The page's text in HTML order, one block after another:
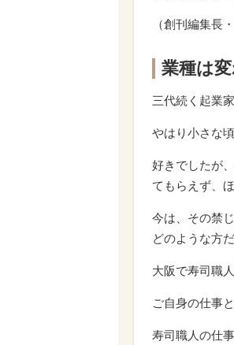
（創刊編集長
業種は
三代続く起業
やはり小さな
好きでしたが
てもらえず、
今は、その禁
どのような方
大阪で寿司職
ご自身の仕事
寿司職人の仕